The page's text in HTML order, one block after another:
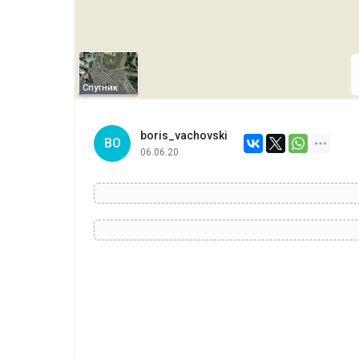
Спутник
BO
boris_vachovski
06.06.20